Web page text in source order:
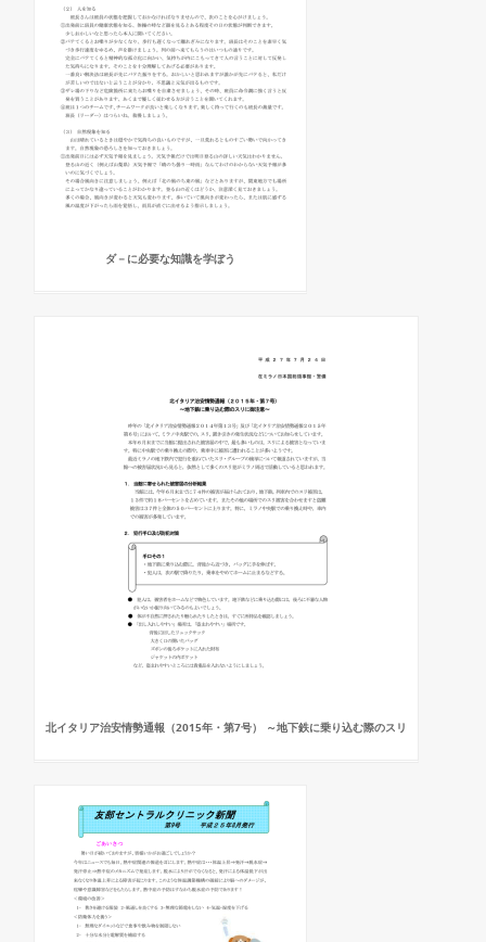
ダ－に必要な知識を学ぼう
北イタリア治安情勢通報（2015年・第7号） ～地下鉄に乗り込む際のスリ